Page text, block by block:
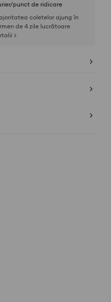
punct de ridicare
coletelor ajung în
de 4 zile lucrătoare
>